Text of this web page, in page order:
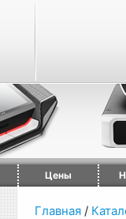
Цены
Главная /